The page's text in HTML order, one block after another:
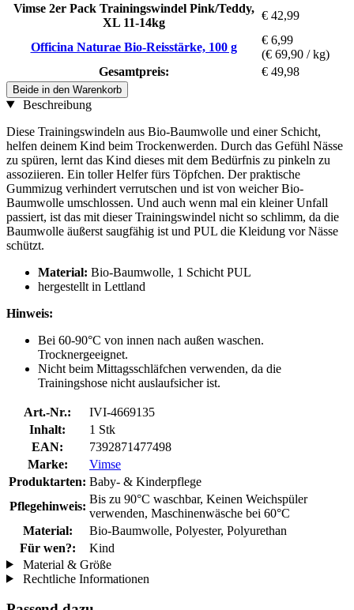
Vimse 2er Pack Trainingswindel Pink/Teddy,
XL 11-14kg
€ 42,99
Officina Naturae Bio-Reisstärke, 100 g
€ 6,99
(€ 69,90 / kg)
Gesamtpreis:
€ 49,98
Beide in den Warenkorb
Beschreibung
Diese Trainingswindeln aus Bio-Baumwolle und einer Schicht,
helfen deinem Kind beim Trockenwerden. Durch das Gefühl Nässe
zu spüren, lernt das Kind dieses mit dem Bedürfnis zu pinkeln zu
assoziieren. Ein toller Helfer fürs Töpfchen. Der praktische
Gummizug verhindert verrutschen und ist von weicher Bio-
Baumwolle umschlossen. Und auch wenn mal ein kleiner Unfall
passiert, ist das mit dieser Trainingswindel nicht so schlimm, da die
Baumwolle äußerst saugfähig ist und PUL die Kleidung vor Nässe
schützt.
Material: Bio-Baumwolle, 1 Schicht PUL
hergestellt in Lettland
Hinweis:
Bei 60-90°C von innen nach außen waschen.
Trocknergeeignet.
Nicht beim Mittagsschläfchen verwenden, da die
Trainingshose nicht auslaufsicher ist.
Art.-Nr.:
IVI-4669135
Inhalt:
1 Stk
EAN:
7392871477498
Marke:
Vimse
Produktarten: Baby- & Kinderpflege
Pflegehinweis:
Bis zu 90°C waschbar, Keinen Weichspüler
verwenden, Maschinenwäsche bei 60°C
Material:
Bio-Baumwolle, Polyester, Polyurethan
Für wen?:
Kind
Material & Größe
Rechtliche Informationen